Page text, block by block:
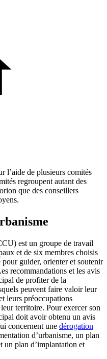
l’aide de plusieurs comités
regroupent autant des
que des conseillers
est un groupe de travail
et de six membres choisis
guider, orienter et soutenir
recommandations et les avis
de profiter de la
peuvent faire valoir leur
leurs préoccupations
territoire. Pour exercer son
doit avoir obtenu un avis
concernent une dérogation
d’urbanisme, un plan
un plan d’implantation et